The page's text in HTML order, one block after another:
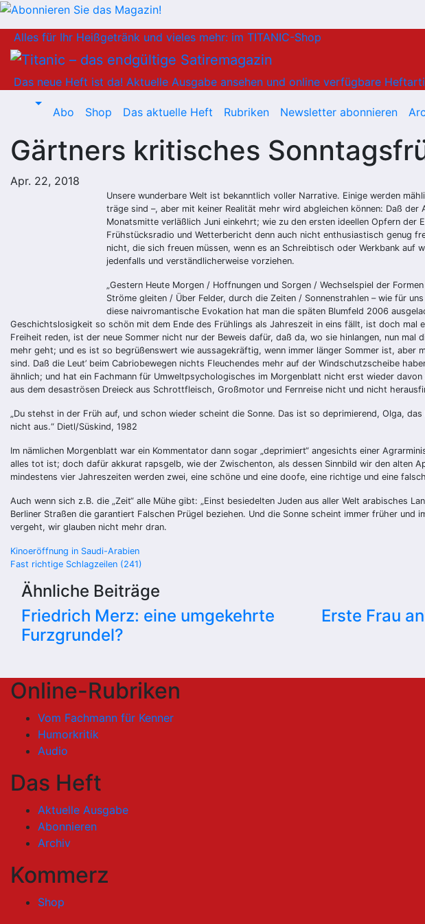
Inhalt
springen
Alles für Ihr Heißgetränk und vieles mehr: im TITANIC-Shop
Das neue Heft ist da! Aktuelle Ausgabe ansehen und online verfügbare
Abo Shop Das aktuelle Heft Rubriken Newsletter abonnieren
Gärtners kritisches
Apr. 22, 2018
Unsere wunderbare Welt ist bekanntlich voller Narrative. Einige werden
träge sind –, aber mit keiner Realität mehr wird abgleichen können: Daß
Monatsmitte verläßlich Juni einkehrt; wie zu den ersten ideellen Opfern
Frühstücksradio und Wetterbericht denn auch nicht enthusiastisch genug
nicht, die sich freuen müssen, wenn es an Schreibtisch oder Werkbank
jedenfalls und verständlicherweise vorziehen.
„Gestern Heute Morgen / Hoffnungen und Sorgen / Wechselspiel der
Ströme gleiten / Über Felder, durch die Zeiten / Sonnenstrahlen – wie für
diese naivromantische Evokation hat man die späten Blumfeld 2006
Geschichtslosigkeit so schön mit dem Ende des Frühlings als Jahreszeit in eins fällt, ist doch mal
Freiheit reden, ist der neue Sommer nicht nur der Beweis dafür, daß da, wo sie hinlangen, nun
mehr geht; und es ist so begrüßenswert wie aussagekräftig, wenn immer länger Sommer ist,
sind. Daß die Leut’ beim Cabriobewegen nichts Fleuchendes mehr auf der Windschutzscheibe
ähnlich; und hat ein Fachmann für Umweltpsychologisches im Morgenblatt nicht erst wieder
aus dem desaströsen Dreieck aus Schrottfleisch, Großmotor und Fernreise nicht und nicht
„Du stehst in der Früh auf, und schon wieder scheint die Sonne. Das ist so deprimierend, Olga,
nicht aus.“ Dietl/Süskind, 1982
Im nämlichen Morgenblatt war ein Kommentator dann sogar „deprimiert“ angesichts einer
alles tot ist; doch dafür akkurat rapsgelb, wie der Zwischenton, als dessen Sinnbild wir den alten
mindestens vier Jahreszeiten werden zwei, eine schöne und eine doofe, eine richtige und eine
Auch wenn sich z.B. die „Zeit“ alle Mühe gibt: „Einst besiedelten Juden aus aller Welt arabisches
Berliner Straßen die garantiert Falschen Prügel beziehen. Und die Sonne scheint immer früher und
vergeht, wir glauben nicht mehr dran.
Beitragsnavigation
Kinoeröffnung in Saudi-Arabien
Fast richtige Schlagzeilen (241)
Ähnliche Beiträge
Friedrich Merz: eine umgekehrte
Furzgrundel?
Erste Frau
Online-Rubriken
Vom Fachmann für Kenner
Humorkritik
Audio
Das Heft
Aktuelle Ausgabe
Abonnieren
Archiv
Kommerz
Shop